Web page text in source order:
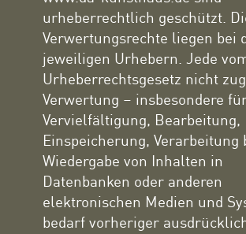
urheberrechtlich geschützt.
Verwertungsrechte liegen bei
jeweiligen Urhebern. Jede
Urheberrechtsgesetz nicht
Verwertung – insbesondere
Vervielfältigung, Bearbeitung,
Einspeicherung, Verarbeitung
Wiedergabe von Inhalten in
Datenbanken oder anderen
elektronischen Medien und
bedarf vorheriger